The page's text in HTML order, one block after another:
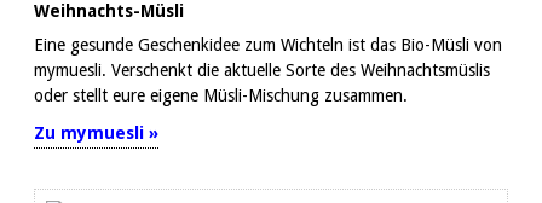
Weihnachts-Müsli
Eine gesunde Geschenkidee zum Wichteln ist das Bio-Müsli von
mymuesli. Verschenkt die aktuelle Sorte des Weihnachtsmüslis
oder stellt eure eigene Müsli-Mischung zusammen.
Zu mymuesli »